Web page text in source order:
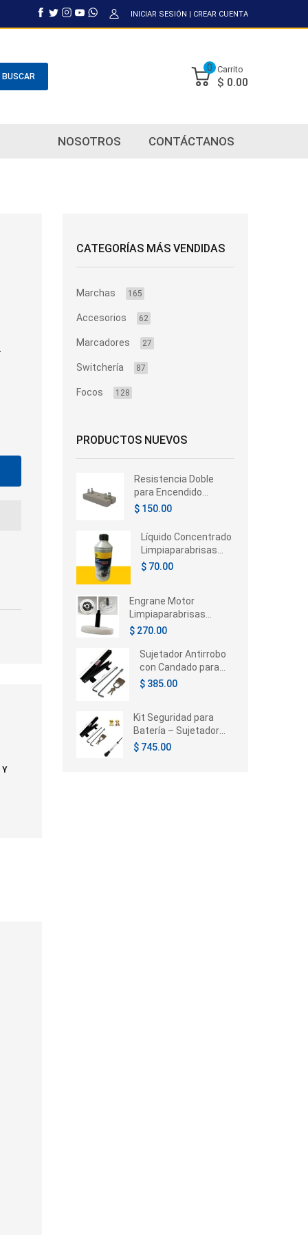
INICIAR SESIÓN | CREAR CUENTA
BUSCAR
0 Carrito
$ 0.00
NOSOTROS CONTÁCTANOS
Y
CATEGORÍAS MÁS VENDIDAS
Marchas 165
Accesorios 62
Marcadores 27
Switchería 87
Focos 128
PRODUCTOS NUEVOS
Resistencia Doble
para Encendido
Electrónico 4
Automotive
$ 150.00
Líquido Concentrado
Limpiaparabrisas
Hella 350ml –
$ 70.00
Engrane Motor
Limpiaparabrisas
Chrysler Voyager /
Country 1996-2005
$ 270.00
Sujetador Antirrobo
con Candado para
Batería de Auto |
$ 385.00
Kit Seguridad para
Batería – Sujetador
con Candado,
$ 745.00